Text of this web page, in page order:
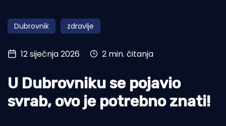
Obala
Otoci
Turizam i nautika
Pomorstvo
Ribolov
Dubrovnik zdravlje
12 siječnja 2026 2 min. čitanja
U Dubrovniku se pojavio
svrab, ovo je potrebno znati!